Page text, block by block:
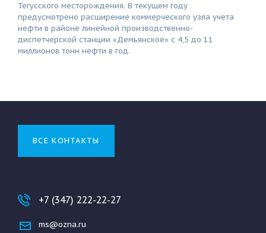
Тегусского месторождения. В текущем году
предусмотрено расширение коммерческого узла учета
нефти в районе линейной производственно-
диспетчерской станции «Демьянское» с 4,5 до 11
миллионов тонн нефти в год.
ВСЕ КОНТАКТЫ
+7 (347) 222-22-27
ms@ozna.ru